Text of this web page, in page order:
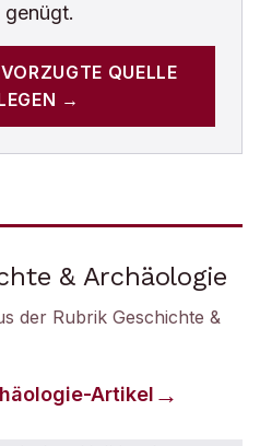
genügt.
QUELLE
→
& Archäologie
der Rubrik Geschichte &
-Artikel